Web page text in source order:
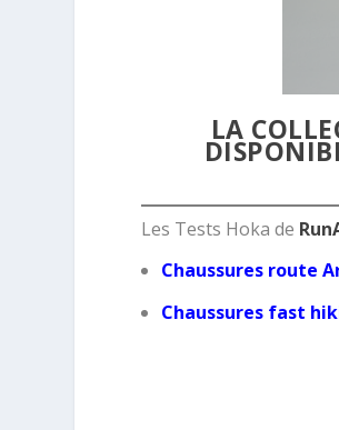
LA
Les Tests Hoka de
Chaussures route
Chaussures fast